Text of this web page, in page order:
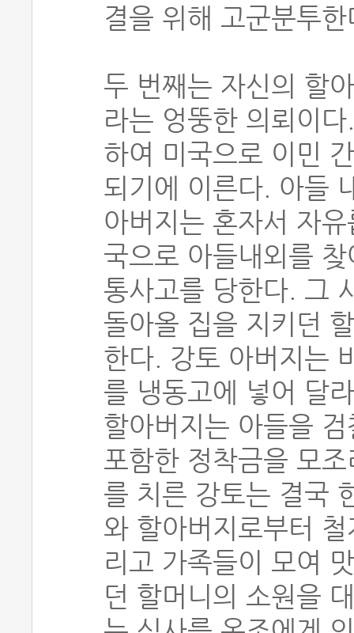
결을 위해 고군분투한
두 번째는 자신의 할
라는 엉뚱한 의뢰이
하여 미국으로 이민
되기에 이른다. 아들
아버지는 혼자서 자
국으로 아들내외를
통사고를 당한다. 그
돌아올 집을 지키던
한다. 강토 아버지는
를 냉동고에 넣어 달
할아버지는 아들을
포함한 정착금을 모
를 치른 강토는 결국
와 할아버지로부터
리고 가족들이 모여
던 할머니의 소원을